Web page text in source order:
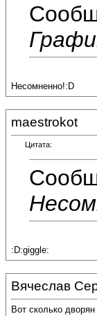
Несомненно!:D
maestrokot
Цитата:
:D:giggle:
Вячеслав
Вот сколько